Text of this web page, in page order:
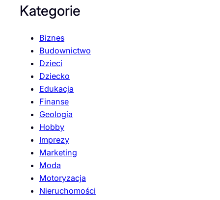
Kategorie
Biznes
Budownictwo
Dzieci
Dziecko
Edukacja
Finanse
Geologia
Hobby
Imprezy
Marketing
Moda
Motoryzacja
Nieruchomości